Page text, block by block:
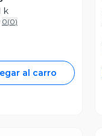
k
0(0)
al carro